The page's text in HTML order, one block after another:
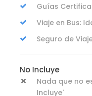
Guías
Viaje en Bus:
Seguro de
No Incluye
Nada que no
Incluye'